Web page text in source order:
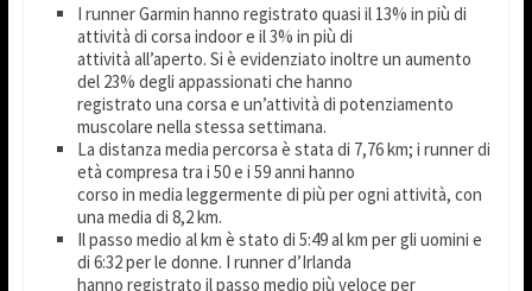
I runner Garmin hanno registrato quasi il 13% in più di
attività di corsa indoor e il 3% in più di
attività all’aperto. Si è evidenziato inoltre un aumento
del 23% degli appassionati che hanno
registrato una corsa e un’attività di potenziamento
muscolare nella stessa settimana.
La distanza media percorsa è stata di 7,76 km; i runner di
età compresa tra i 50 e i 59 anni hanno
corso in media leggermente di più per ogni attività, con
una media di 8,2 km.
Il passo medio al km è stato di 5:49 al km per gli uomini e
di 6:32 per le donne. I runner d’Irlanda
hanno registrato il passo medio più veloce per